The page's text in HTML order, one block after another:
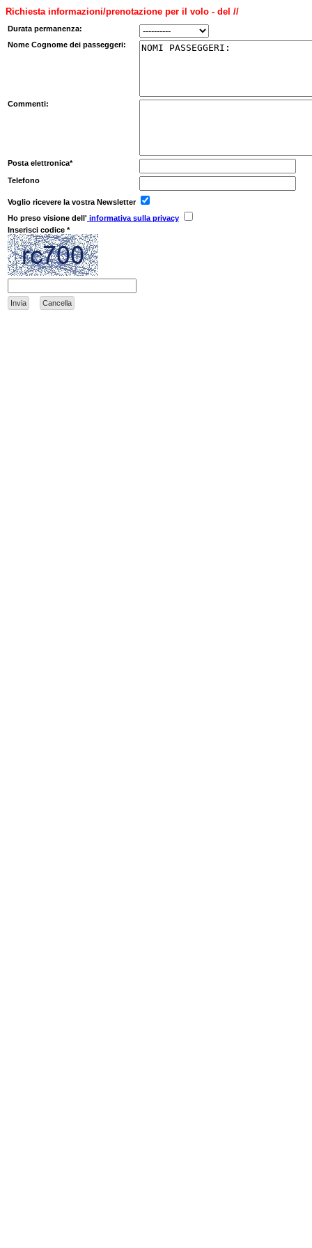
Richiesta informazioni/prenotazione per il volo - del //
Durata permanenza:
Nome Cognome dei passeggeri:
Commenti:
Posta elettronica*
Telefono
Voglio ricevere la vostra Newsletter
Ho preso visione dell' informativa sulla privacy
Inserisci codice *